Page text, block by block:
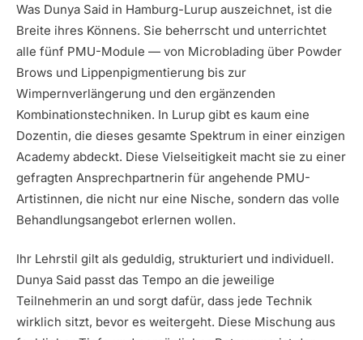
Was Dunya Said in Hamburg-Lurup auszeichnet, ist die
Breite ihres Könnens. Sie beherrscht und unterrichtet
alle fünf PMU-Module — von Microblading über Powder
Brows und Lippenpigmentierung bis zur
Wimpernverlängerung und den ergänzenden
Kombinationstechniken. In Lurup gibt es kaum eine
Dozentin, die dieses gesamte Spektrum in einer einzigen
Academy abdeckt. Diese Vielseitigkeit macht sie zu einer
gefragten Ansprechpartnerin für angehende PMU-
Artistinnen, die nicht nur eine Nische, sondern das volle
Behandlungsangebot erlernen wollen.
Ihr Lehrstil gilt als geduldig, strukturiert und individuell.
Dunya Said passt das Tempo an die jeweilige
Teilnehmerin an und sorgt dafür, dass jede Technik
wirklich sitzt, bevor es weitergeht. Diese Mischung aus